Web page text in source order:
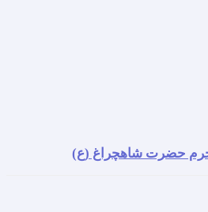
حرم حضرت شاهچراغ (ع)